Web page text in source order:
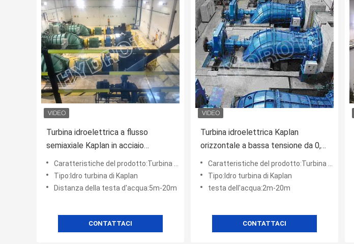
Turbina idroelettrica a flusso
semiaxiale Kaplan in acciaio
inossidabile
Caratteristiche del prodotto:Turbina orizzontale di tipo S
Tipo:Idro turbina di Kaplan
Distanza della testa d'acqua:5m-20m
CONTATTACI
Turbina idroelettrica Kaplan
orizzontale a bassa tensione da 0,1
MW a 5 MW
Caratteristiche del prodotto:Turbina orizzontale di tipo S
Tipo:Idro turbina di Kaplan
testa dell'acqua:2m-20m
CONTATTACI